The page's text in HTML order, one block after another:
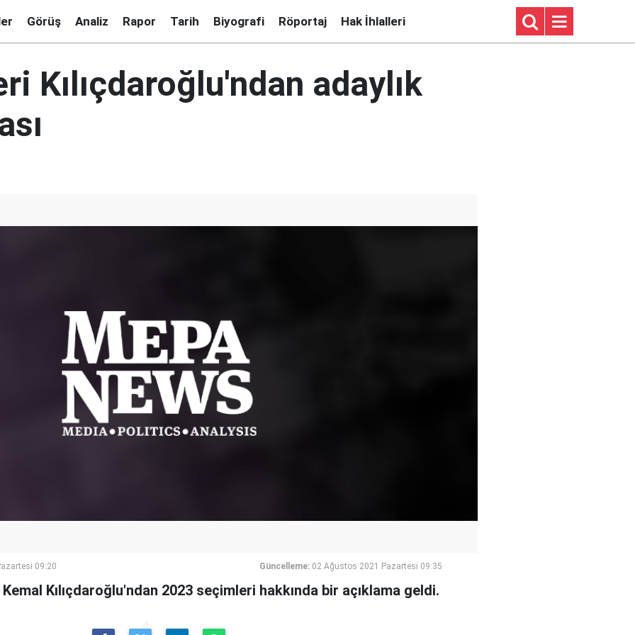
Görüş Analiz Rapor Tarih Biyografi Röportaj Hak İhlalleri
Kılıçdaroğlu'ndan adaylık
09:20 Güncelleme: 02 Ağustos 2021 Pazartesi 09:35
Kemal Kılıçdaroğlu'ndan 2023 seçimleri hakkında bir açıklama geldi.